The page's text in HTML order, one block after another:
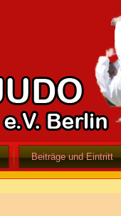
Beiträge und Eintritt